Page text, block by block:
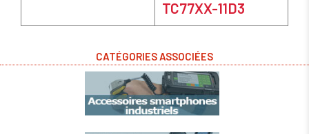
TC77XX-11D3
CATÉGORIES ASSOCIÉES